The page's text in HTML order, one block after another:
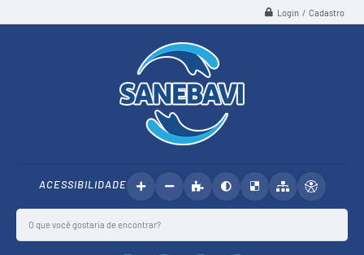
Login / Cadastro
ACESSIBILIDADE